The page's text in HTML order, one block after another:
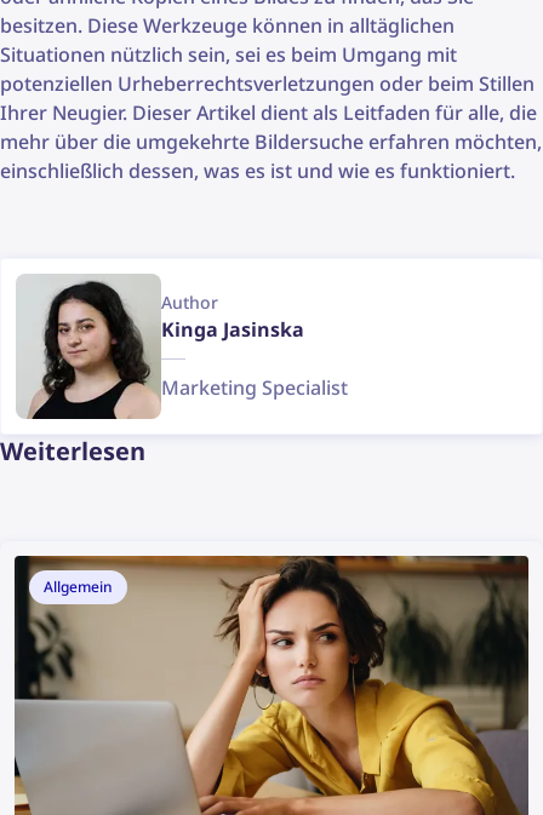
besitzen. Diese Werkzeuge können in alltäglichen
Situationen nützlich sein, sei es beim Umgang mit
potenziellen Urheberrechtsverletzungen oder beim Stillen
Ihrer Neugier. Dieser Artikel dient als Leitfaden für alle, die
mehr über die umgekehrte Bildersuche erfahren möchten,
einschließlich dessen, was es ist und wie es funktioniert.
Author
Kinga Jasinska
Marketing Specialist
Weiterlesen
Allgemein